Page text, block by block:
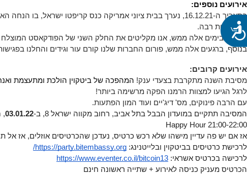
נגישות
אירועים נוספים:
התרשמות רבה.
כמו כן, בימים אלה ממש, אנו מקליטים את החלק השני של הפודקאסט המוצלח
בנוסף, ברגעים אלה ממש, פורום החברות שלנו קורם עור וגידים והחלנו
אירועים קרובים:
מסיבת השנה מתקרבת בצעדי ענק! המהפכה של ביטקוין הולכת ומתעצמת ואנחנו חוגגים 13 שנים של
לרגל הגיעו למצוות הרמנו הפקה מרשימה ביותר!
עם הרבה פינוקים, מס' דיג'יים ועוד המון הפתעות.
המסיבה תתקיים במועדון הבבל בתל אביב, רחוב מקווה ישראל 8, ב-
03.01.22
,
Happy Hour 21:00-22:00
אז אם יש פה עדיין מישהו שלא רכש כרטיס, נעדכן שהכרטיסים אוזלים, אז אל
לרכישת כרטיסים בביטקוין ובלייטנינג: https://party.bitembassy.org/
לרכישה בכרטיס אשראי: https://www.eventer.co.il/bitcoin13
הכרטיס מעניק כניסה לאירוע + שתייה ראשונה חינם